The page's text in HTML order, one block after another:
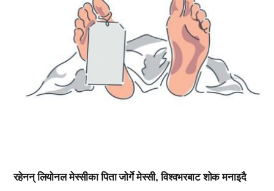
रहेनन् लियोनल मेस्सीका पिता जोर्गे मेस्सी, विश्वभरबाट शोक मनाइदै